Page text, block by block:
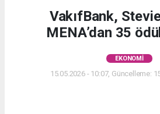
VakıfBank,
MENA’dan 35
EKONOMI
15.05.2026 - 10:07, Güncelleme: